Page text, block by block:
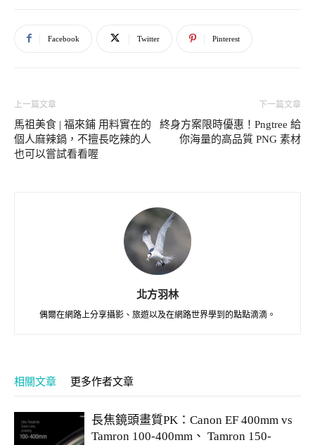
Facebook Twitter Pinterest
上一篇文章
馬祖美食 | 福來鋪 用料實在的
個人麻辣鍋，不擅長吃辣的人
也可以嘗試看看喔
下一篇文章
終身方案限時優惠！Pngtree 給
你海量的高品質 PNG 素材
北方羽林
偶爾在網路上分享攝影、旅遊以及在網路世界學到的點點滴滴。
相關文章 更多作者文章
長焦鏡頭畫質PK：Canon EF 400mm vs
Tamron 100-400mm、 Tamron 150-